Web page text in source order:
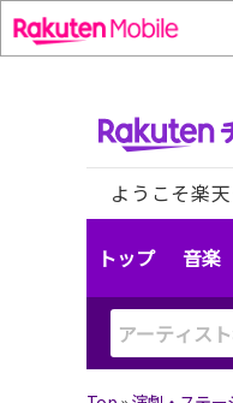
ようこそ楽
トップ 音楽